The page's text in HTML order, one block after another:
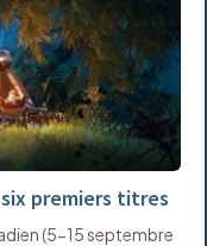
premiers titres
(5-15 septembre